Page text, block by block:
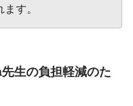
す。
生の負担軽減のた